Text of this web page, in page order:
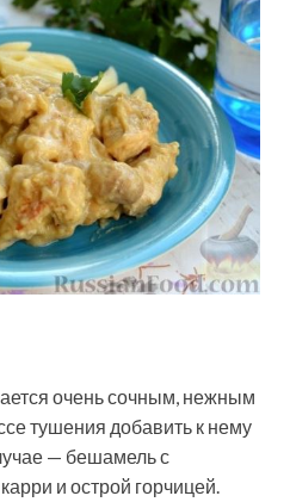
очень сочным, нежным
тушения добавить к нему
— бешамель с
и острой горчицей.